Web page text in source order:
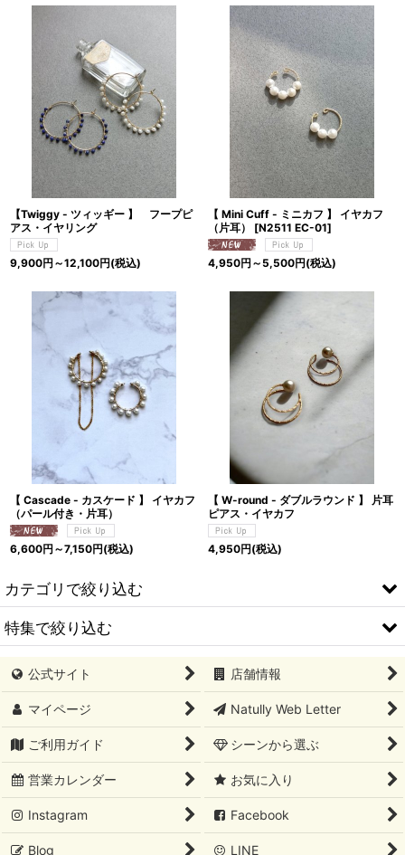
【Twiggy - ツィッギー 】 フープピ
アス・イヤリング
9,900円 ～12,100円(税込)
【 Mini Cuff - ミニカフ 】 イヤカフ
（片耳）
[N2511 EC-01]
4,950円 ～5,500円(税込)
【 Cascade - カスケード 】 イヤカフ
（パール付き・片耳）
6,600円 ～7,150円(税込)
【 W-round - ダブルラウンド 】 片耳
ピアス・イヤカフ
4,950円(税込)
カテゴリで絞り込む
ネックレス
ピアス ｜ イヤリング
イヤカフ
ブレスレット
オプションパーツ・その他アクセサリー
特集で絞り込む
初めての方へ
ひとつあると重宝する定番アクセサリー
ご褒美アクセサリー
セレモニー特集
公式サイト 店舗情報
マイページ Natully Web Letter
ご利用ガイド シーンから選ぶ
営業カレンダー お気に入り
Instagram Facebook
Blog LINE